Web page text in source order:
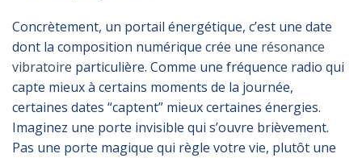
Concrètement, un portail énergétique, c’est une date
dont la composition numérique crée une résonance
vibratoire particulière. Comme une fréquence radio qui
capte mieux à certains moments de la journée,
certaines dates “captent” mieux certaines énergies.
Imaginez une porte invisible qui s’ouvre brièvement.
Pas une porte magique qui règle votre vie, plutôt une